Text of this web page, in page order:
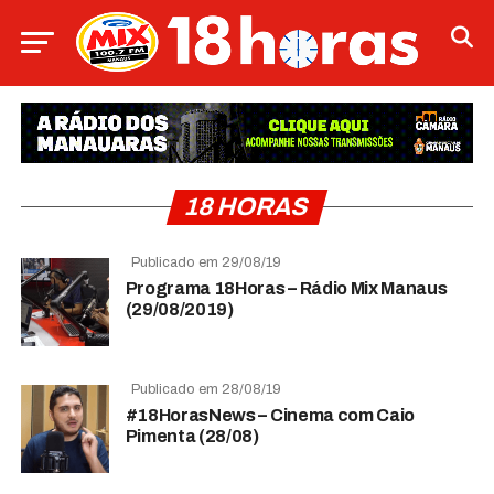
18 HORAS
Publicado em 29/08/19
Programa 18Horas – Rádio Mix Manaus
(29/08/2019)
Publicado em 28/08/19
#18HorasNews – Cinema com Caio
Pimenta (28/08)